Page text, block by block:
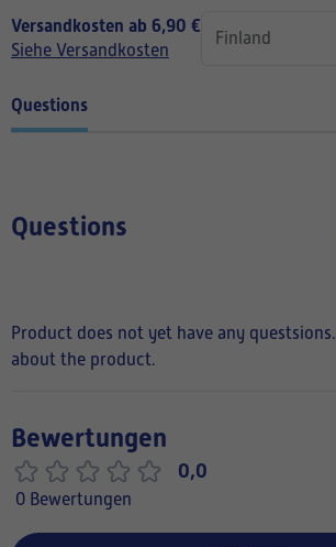
Versandkosten ab 6,90 €
Siehe Versandkosten
Questions
Questions
Product does not yet have any questsions.
about the product.
Bewertungen
0,0
0 Bewertungen